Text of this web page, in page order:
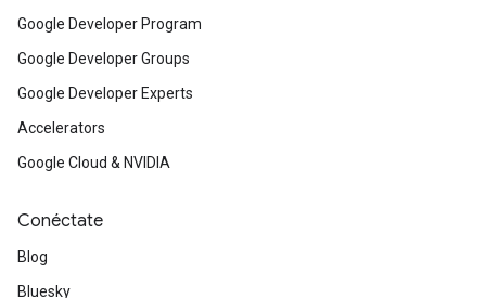
Google Developer Program
Google Developer Groups
Google Developer Experts
Accelerators
Google Cloud & NVIDIA
Conéctate
Blog
Bluesky